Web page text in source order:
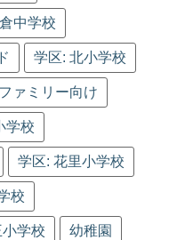
中学校
学区: 北小学校
ファミリー向け
学校
学区: 花里小学校
校
学校 幼稚園